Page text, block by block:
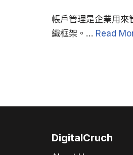
帳戶管理是企業用來
織框架。… Read
DigitalCruch